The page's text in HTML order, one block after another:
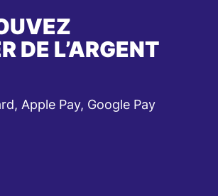
DE L’ARGENT
Apple Pay, Google Pay